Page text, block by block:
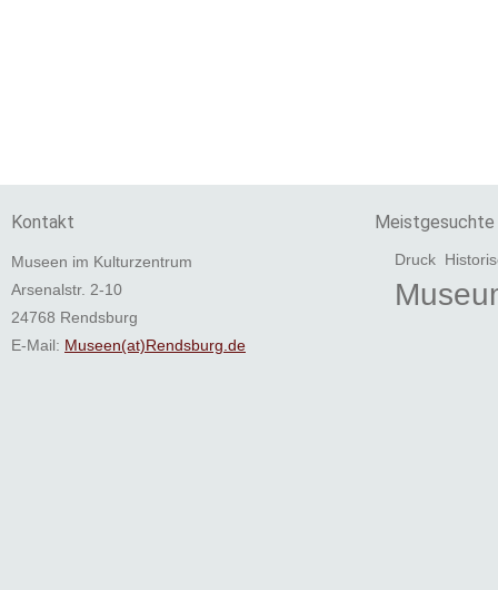
Kontakt
Museen im Kulturzentrum
Arsenalstr. 2-10
24768 Rendsburg
E-Mail: Museen(at)Rendsburg.de
Druck